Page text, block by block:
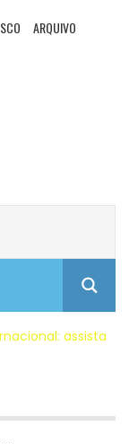
ARQUIVO
assista